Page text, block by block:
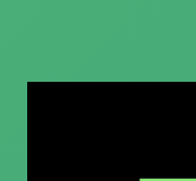
the site